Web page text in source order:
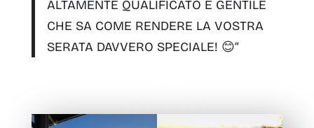
ALTAMENTE QUALIFICATO E GENTILE
CHE SA COME RENDERE LA VOSTRA
SERATA DAVVERO SPECIALE! 😊”